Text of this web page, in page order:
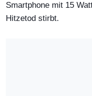
Smartphone mit 15
Hitzetod stirbt.